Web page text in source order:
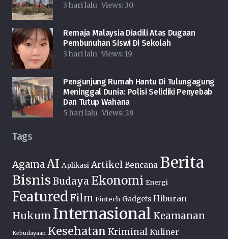
3 hari lalu Views: 30
Remaja Malaysia Diadili Atas Dugaan
Pembunuhan Siswi Di Sekolah
3 hari lalu Views: 19
Pengunjung Rumah Hantu Di Tulungagung
Meninggal Dunia: Polisi Selidiki Penyebab
Dan Tutup Wahana
5 hari lalu Views:29
Tags
AgamaAI Aplikasi Artikel Bencana Berita
Bisnis Budaya Ekonomi Energi
Featured Film Fintech Gadgets Hiburan
Hukum Internasional Keamanan
Kebudayaan Kesehatan Kriminal Kuliner